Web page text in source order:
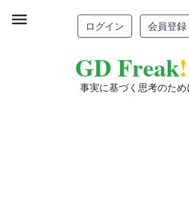
ログイン 会員登録
GD Freak!
事実に基づく思考のため
menu